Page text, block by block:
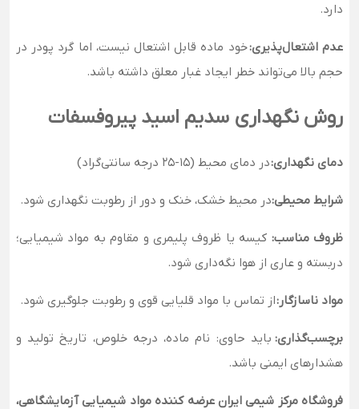
دارد.
عدم اشتعال‌پذیری:خود ماده قابل اشتعال نیست، اما گرد پودر در
حجم بالا می‌تواند خطر ایجاد غبار معلق داشته باشد.
روش نگهداری سدیم اسید پیروفسفات
دمای نگهداری:در دمای محیط (15-25 درجه سانتی‌گراد)
شرایط محیطی:در محیط خشک، خنک و دور از رطوبت نگهداری شود.
ظروف مناسب: کیسه یا ظروف پلیمری و مقاوم به مواد شیمیایی؛
دربسته و عاری از هوا نگه‌داری شود.
مواد ناسازگار:از تماس با مواد قلیایی قوی و رطوبت جلوگیری شود.
برچسب‌گذاری: باید حاوی: نام ماده، درجه خلوص، تاریخ تولید و
هشدارهای ایمنی باشد.
فروشگاه مرکز شیمی ایران عرضه کننده مواد شیمیایی آزمایشگاهی،